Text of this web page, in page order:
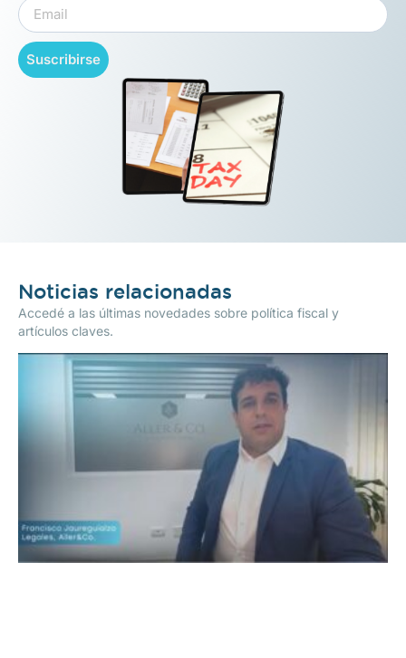
Suscribirse
Noticias relacionadas
Accedé a las últimas novedades sobre política fiscal y
artículos claves.